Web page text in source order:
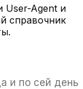
User-Agent и
справочник
и по сей день